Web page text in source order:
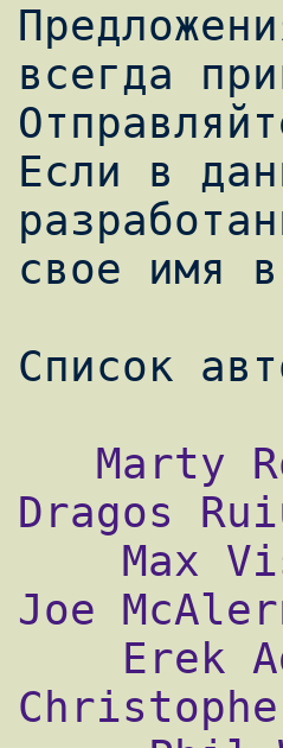
всегда
Если в
свое имя
Dragos
Joe